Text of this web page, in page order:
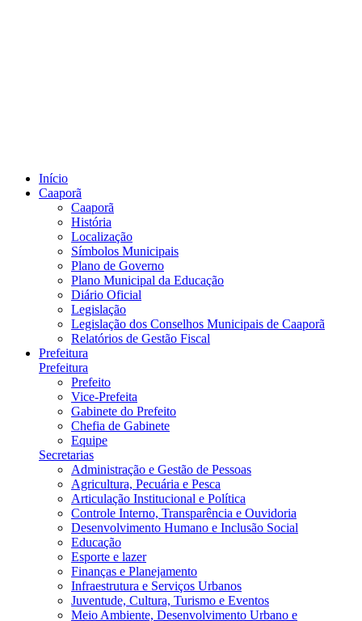
Início
Caaporã
Caaporã
História
Localização
Símbolos Municipais
Plano de Governo
Plano Municipal da Educação
Diário Oficial
Legislação
Legislação dos Conselhos Municipais de Caaporã
Relatórios de Gestão Fiscal
Prefeitura
Prefeitura
Prefeito
Vice-Prefeita
Gabinete do Prefeito
Chefia de Gabinete
Equipe
Secretarias
Administração e Gestão de Pessoas
Agricultura, Pecuária e Pesca
Articulação Institucional e Política
Controle Interno, Transparência e Ouvidoria
Desenvolvimento Humano e Inclusão Social
Educação
Esporte e lazer
Finanças e Planejamento
Infraestrutura e Serviços Urbanos
Juventude, Cultura, Turismo e Eventos
Meio Ambiente, Desenvolvimento Urbano e